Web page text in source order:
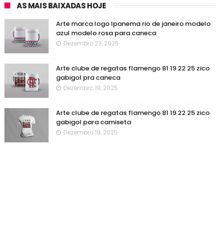
AS MAIS BAIXADAS HOJE
Arte marca logo Ipanema rio de janeiro modelo
azul modelo rosa para caneca
Dezembro 23, 2025
Arte clube de regatas flamengo 81 19 22 25 zico
gabigol pra caneca
Dezembro 19, 2025
Arte clube de regatas flamengo 81 19 22 25 zico
gabigol para camiseta
Dezembro 19, 2025